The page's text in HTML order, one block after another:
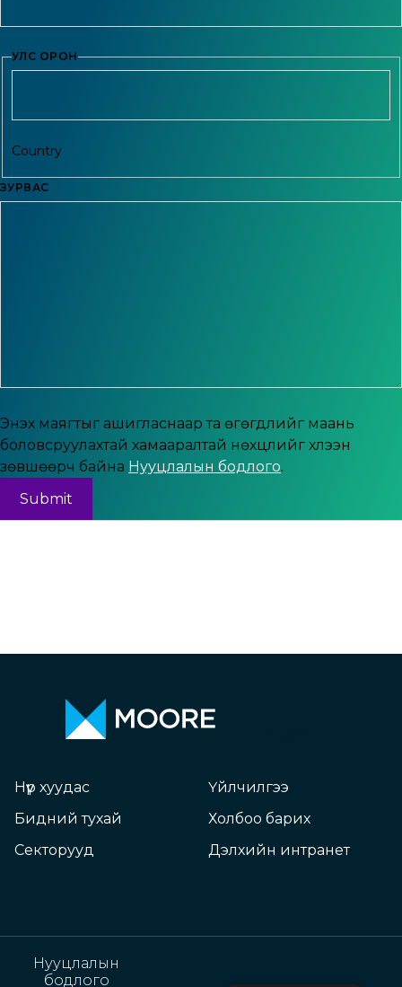
УЛС ОРОН
Country
ЗУРВАС
Энэхүү маягтыг ашигласнаар та өгөгдлийг маань
боловсруулахтай хамааралтай нөхцлийг хүлээн
зөвшөөрч байна Нууцлалын бодлого.
Нүүр хуудас
Бидний тухай
Секторууд
Үйлчилгээ
Холбоо барих
Дэлхийн интранет
Нууцлалын
бодлого